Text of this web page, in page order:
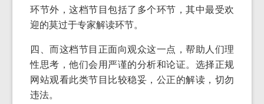
环节外，这档节目包括了多个环节，其中最受欢
迎的莫过于专家解读环节。
四、而这档节目正面向观众这一点，帮助人们理
性思考，他们会用严谨的分析和论证。选择正规
网站观看此类节目比较稳妥，公正的解读，切勿
违法。